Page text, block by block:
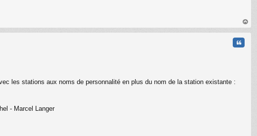
au
les stations aux noms de personnalité en plus du nom de la station existante :
- Marcel Langer